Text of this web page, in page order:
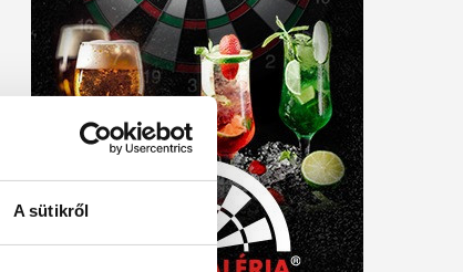
A sütikről